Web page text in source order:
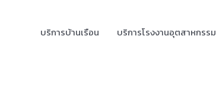
บริการบ้านเรือน บริการโรงงานอุตสาหกรรม